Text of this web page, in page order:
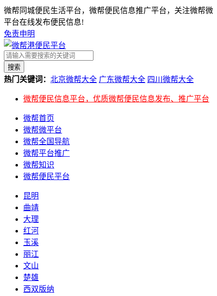
微帮同城便民生活平台，微帮便民信息推广平台，关注微帮微
平台在线发布便民信息!
免责申明
搜索
热门关键词： 北京微帮大全 广东微帮大全 四川微帮大全
微帮便民信息平台，优质微帮便民信息发布、推广平台
微帮首页
微帮微平台
微帮全国导航
微帮平台推广
微帮知识
微帮便民平台
昆明
曲靖
大理
红河
玉溪
丽江
文山
楚雄
西双版纳